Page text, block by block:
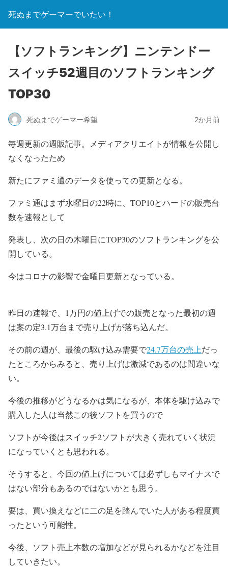
死ぬまでゲーマーでいたい！
【ソフトランキング】ニンテンドー
スイッチ52週目のソフトランキング
TOP30
死ぬまでゲーマー希望 2か月前
毎週更新の週販記事。メディアクリエイトが情報を公開し
なくなったため
新たにファミ通のデータを使っての更新となる。
ファミ通はまず水曜日の22時に、TOP10とハードの販売台
数を速報として
発表し、次の日の木曜日にTOP30のソフトランキングを公
開している。
今はコロナの影響で金曜日更新となっている。
昨日の速報で、1万円の値上げでの販売となった最初の週
は案の定3.1万台まで売り上げが落ち込んだ。
その前の週が、最後の駆け込み需要で24.7万台の売上だっ
たところからみると、売り上げは激減であるのは間違いな
い。
今後の推移がどうなるかは気になるが、本体を駆け込みで
購入した人は当然この後ソフトを買うので
ソフトが今後はスイッチ2ソフトが大きく売れていく状況
になっていくとも思われる。
そうすると、今回の値上げについては必ずしもマイナスで
はない部分もあるのではないかとも思う。
要は、買い換えなどに二の足を踏んでいた人がある程度買
ったという可能性。
今後、ソフト売上本数の増加などが見られるかなどを注目
していきたい。